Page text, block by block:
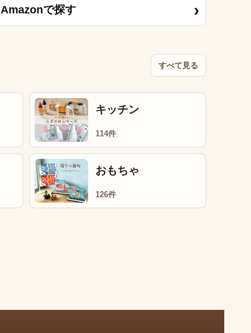
Amazonで探す ›
すべて見る
キッチン
114件
おもちゃ
126件